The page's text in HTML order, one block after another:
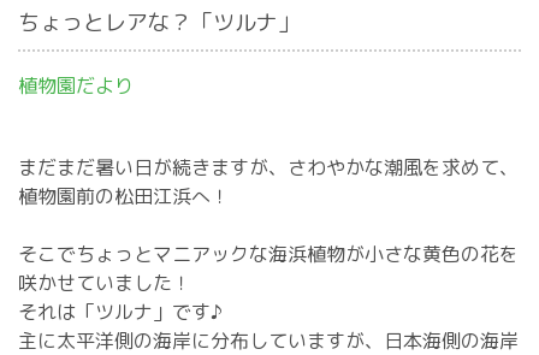
ちょっとレアな？「ツルナ」
植物園だより
まだまだ暑い日が続きますが、さわやかな潮風を求めて、
植物園前の松田江浜へ！
そこでちょっとマニアックな海浜植物が小さな黄色の花を
咲かせていました！
それは「ツルナ」です♪
主に太平洋側の海岸に分布していますが、日本海側の海岸